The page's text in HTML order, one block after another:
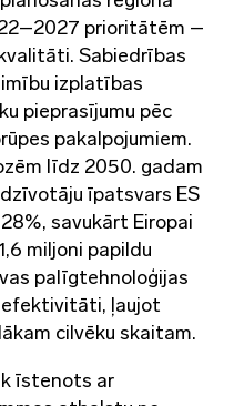
prioritātēm –
Sabiedrības
izplatības
pieprasījumu pēc
pakalpojumiem.
līdz 2050. gadam
īpatsvars ES
savukārt Eiropai
miljoni papildu
palīgtehnoloģijas
efektivitāti, ļaujot
cilvēku skaitam.
īstenots ar